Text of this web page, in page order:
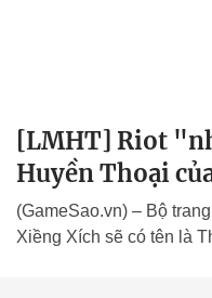
[LMHT] Riot
Huyền Thoại
(GameSao.vn) – Bộ
Xiềng Xích sẽ có tên là